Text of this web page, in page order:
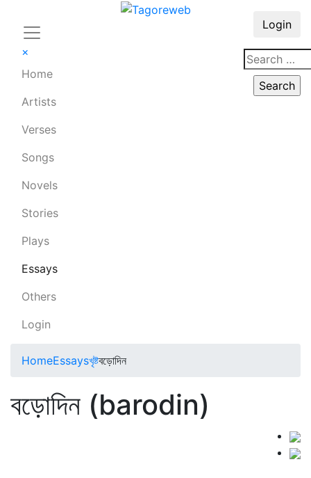
×
Home
Artists
Verses
Songs
Novels
Stories
Plays
Essays
Others
Login
Login
HomeEssaysখৃষ্টবড়োদিন
বড়োদিন (barodin)